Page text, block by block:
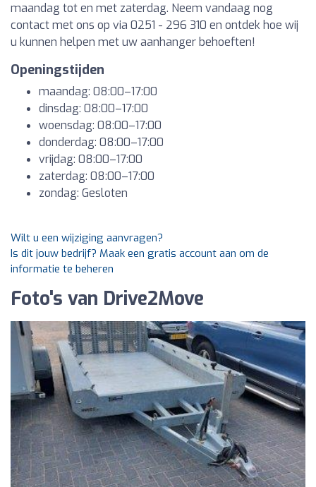
maandag tot en met zaterdag. Neem vandaag nog
contact met ons op via 0251 - 296 310 en ontdek hoe wij
u kunnen helpen met uw aanhanger behoeften!
Openingstijden
maandag: 08:00–17:00
dinsdag: 08:00–17:00
woensdag: 08:00–17:00
donderdag: 08:00–17:00
vrijdag: 08:00–17:00
zaterdag: 08:00–17:00
zondag: Gesloten
Wilt u een wijziging aanvragen?
Is dit jouw bedrijf? Maak een gratis account aan om de
informatie te beheren
Foto's van Drive2Move